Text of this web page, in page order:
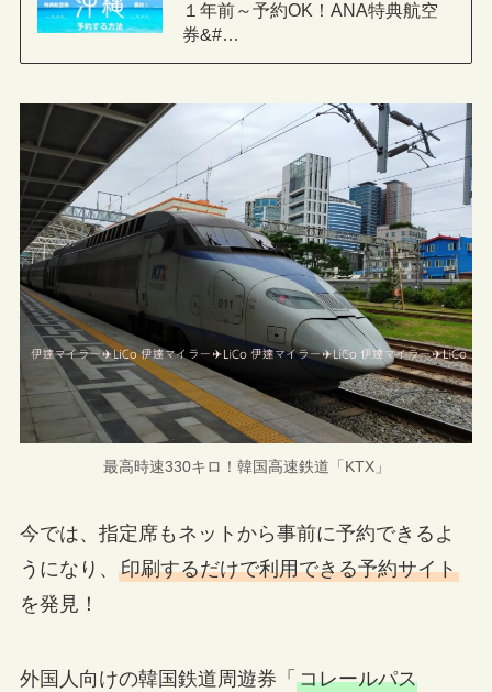
１年前～予約OK！ANA特典航空
券&#…
最高時速330キロ！韓国高速鉄道「KTX」
今では、指定席もネットから事前に予約できるよ
うになり、 印刷するだけで利用できる予約サイト
を発見！
外国人向けの韓国鉄道周遊券「 コレールパス